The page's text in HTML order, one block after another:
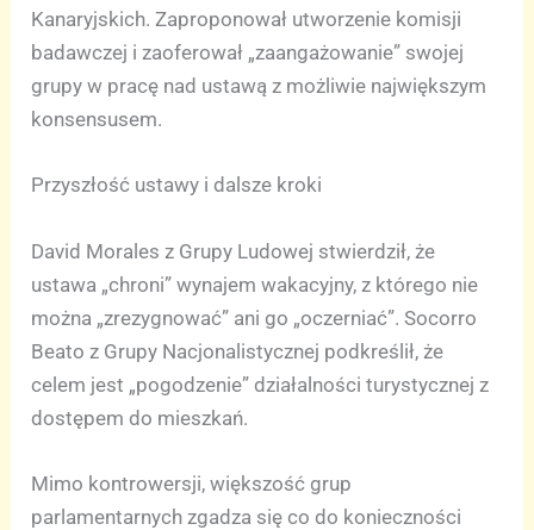
Kanaryjskich. Zaproponował utworzenie komisji
badawczej i zaoferował „zaangażowanie” swojej
grupy w pracę nad ustawą z możliwie największym
konsensusem.
Przyszłość ustawy i dalsze kroki
David Morales z Grupy Ludowej stwierdził, że
ustawa „chroni” wynajem wakacyjny, z którego nie
można „zrezygnować” ani go „oczerniać”. Socorro
Beato z Grupy Nacjonalistycznej podkreślił, że
celem jest „pogodzenie” działalności turystycznej z
dostępem do mieszkań.
Mimo kontrowersji, większość grup
parlamentarnych zgadza się co do konieczności